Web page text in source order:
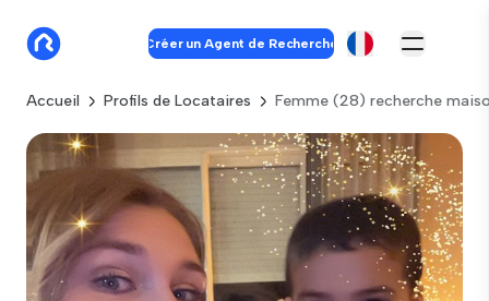
Créer un Agent de Recherche
Accueil Profils de Locataires Femme (28) recherche